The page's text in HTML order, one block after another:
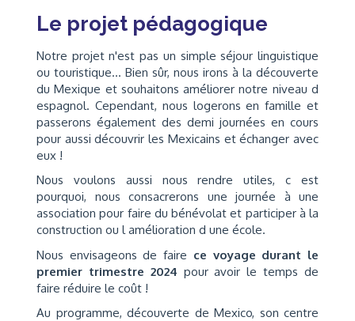
Le projet pédagogique
Notre projet n'est pas un simple séjour linguistique
ou touristique... Bien sûr, nous irons à la découverte
du Mexique et souhaitons améliorer notre niveau d
espagnol. Cependant, nous logerons en famille et
passerons également des demi journées en cours
pour aussi découvrir les Mexicains et échanger avec
eux !
Nous voulons aussi nous rendre utiles, c est
pourquoi, nous consacrerons une journée à une
association pour faire du bénévolat et participer à la
construction ou l amélioration d une école.
Nous envisageons de faire ce voyage durant le
premier trimestre 2024 pour avoir le temps de
faire réduire le coût !
Au programme, découverte de Mexico, son centre